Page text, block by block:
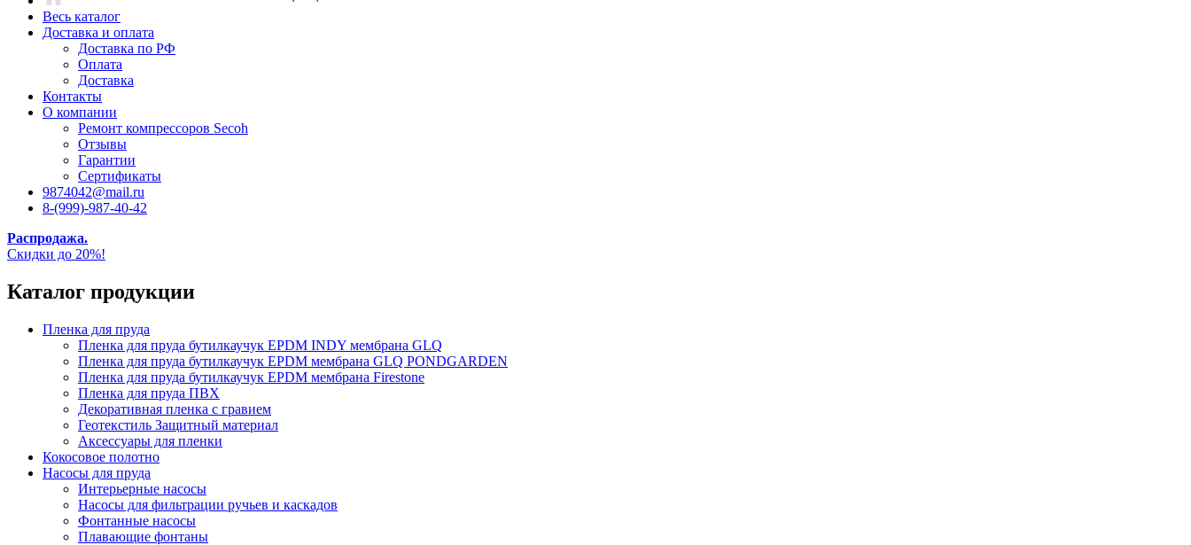
Весь каталог
Доставка и оплата
Доставка по РФ
Оплата
Доставка
Контакты
О компании
Ремонт компрессоров Secoh
Отзывы
Гарантии
Сертификаты
9874042@mail.ru
8-(999)-987-40-42
Распродажа.
Скидки до 20%!
Каталог продукции
Пленка для пруда
Пленка для пруда бутилкаучук EPDM INDY мембрана GLQ
Пленка для пруда бутилкаучук EPDM мембрана GLQ PONDGARDEN
Пленка для пруда бутилкаучук EPDM мембрана Firestone
Пленка для пруда ПВХ
Декоративная пленка с гравием
Геотекстиль Защитный материал
Аксессуары для пленки
Кокосовое полотно
Насосы для пруда
Интерьерные насосы
Насосы для фильтрации ручьев и каскадов
Фонтанные насосы
Плавающие фонтаны